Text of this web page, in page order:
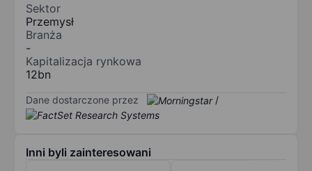
Sektor
Przemysł
Branża
-
Kapitalizacja rynkowa
12bn
Dane dostarczone przez /
Inni byli zainteresowani